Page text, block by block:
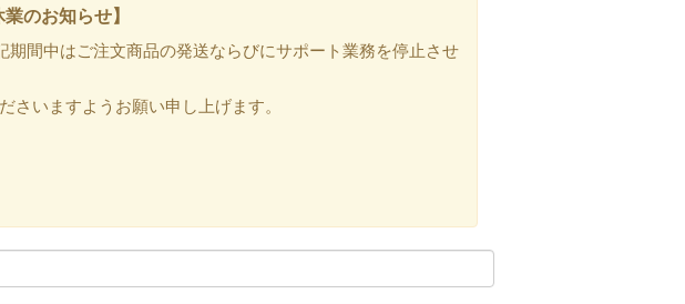
業のお知らせ】
間中はご注文商品の発送ならびにサポート業務を停止させ
さいますようお願い申し上げます。